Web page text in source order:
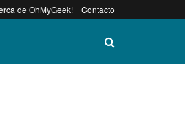
de OhMyGeek! Contacto